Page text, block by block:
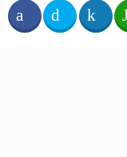
o
e
t
u
n